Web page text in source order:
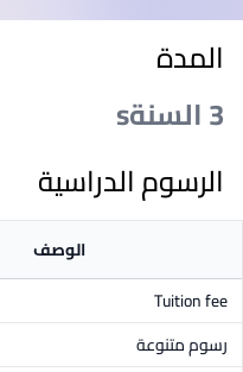
المدة
3 السنةs
الرسوم الدراسية
الوصف
Tuition fee
رسوم متنوعة